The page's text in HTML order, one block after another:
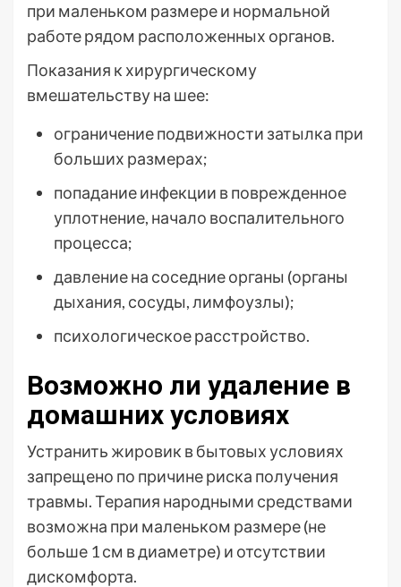
при маленьком размере и нормальной
работе рядом расположенных органов.
Показания к хирургическому
вмешательству на шее:
ограничение подвижности затылка при
больших размерах;
попадание инфекции в поврежденное
уплотнение, начало воспалительного
процесса;
давление на соседние органы (органы
дыхания, сосуды, лимфоузлы);
психологическое расстройство.
Возможно ли удаление в
домашних условиях
Устранить жировик в бытовых условиях
запрещено по причине риска получения
травмы. Терапия народными средствами
возможна при маленьком размере (не
больше 1 см в диаметре) и отсутствии
дискомфорта.